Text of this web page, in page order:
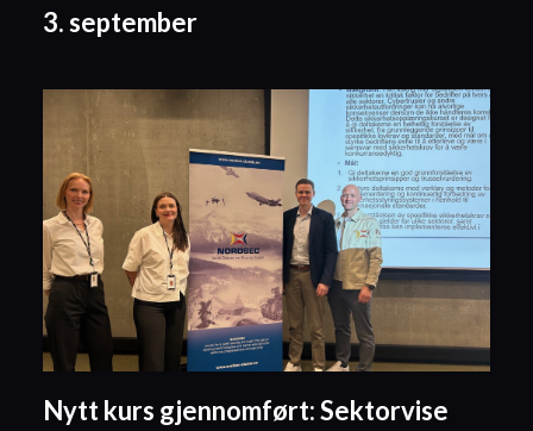
3. september
Nytt kurs gjennomført: Sektorvise